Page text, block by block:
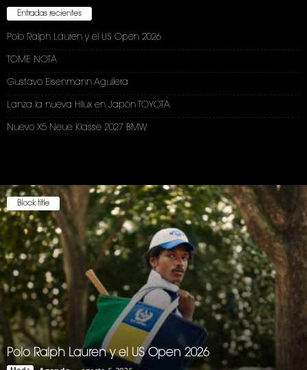
Entradas recientes
Polo Ralph Lauren y el US Open 2026
TOME NOTA
Gustavo Eisenmann Aguilera
Lanza la nueva Hilux en Japón TOYOTA
Nuevo X5 Neue Klasse 2027 BMW
Block title
Polo Ralph Lauren y el US Open 2026